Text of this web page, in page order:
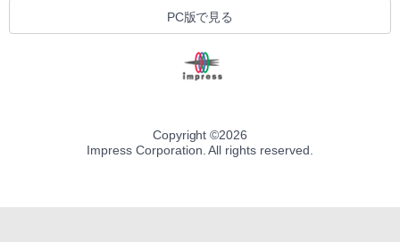
PC版で見る
Copyright ©2026
Impress Corporation. All rights reserved.